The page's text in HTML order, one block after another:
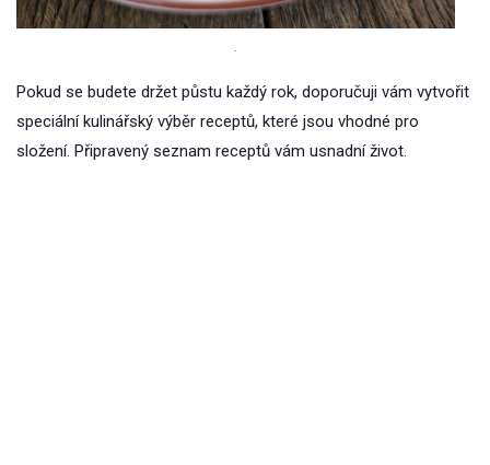
Pokud se budete držet půstu každý rok, doporučuji vám vytvořit
speciální kulinářský výběr receptů, které jsou vhodné pro
složení. Připravený seznam receptů vám usnadní život.